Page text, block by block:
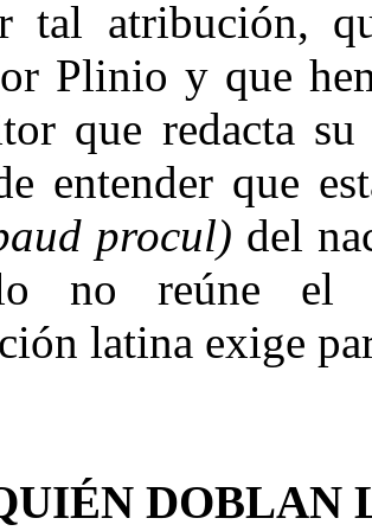
tal atribución,
Plinio y que
que redacta
entender que
procul) del
no reúne el
latina exige
DOBLAN